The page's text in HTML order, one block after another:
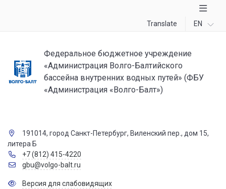
Translate EN
Федеральное бюджетное учреждение
«Администрация Волго-Балтийского
бассейна внутренних водных путей» (ФБУ
«Администрация «Волго-Балт»)
191014, город Санкт-Петербург, Виленский пер., дом 15,
литера Б
+7 (812) 415-4220
gbu@volgo-balt.ru
Версия для слабовидящих